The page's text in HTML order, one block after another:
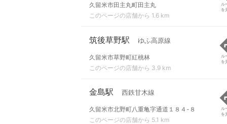
久留米市田主丸町田主丸
このページの店舗から 1.6 km
ル
を
筑後草野駅 ゆふ高原線
久留米市草野町紅桃林
このページの店舗から 3.9 km
ル
を
金島駅 西鉄甘木線
久留米市北野町八重亀字通道１８４-８
このページの店舗から 5.1 km
ル
を